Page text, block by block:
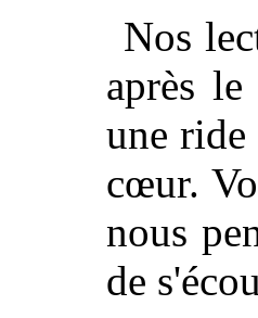
Nos
après
une
cœur.
nous
de